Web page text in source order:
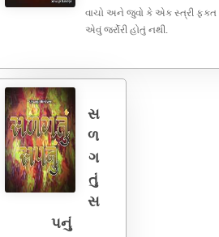
વાચો અને જુવો કે એક સ્ત્રી ફક્ત
એવું જર્રોરી હોતું નથી.
સ
ળ
ગ
તું
સ
પનું